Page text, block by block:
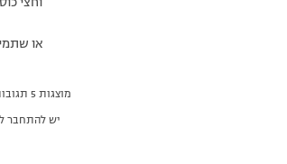
או
מוצגות 5 תגובות – 1 עד 5 (מתוך 5 סה״כ)
יש להתחבר